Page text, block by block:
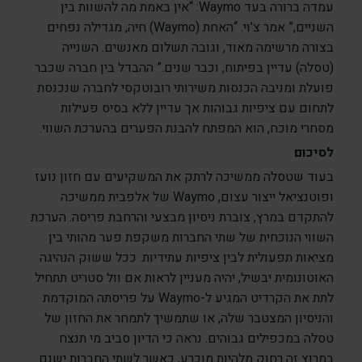
עמדה ברורה בעד Waymo: “אין באמת מה להשוות בין
השניים,” אמר צ’וי. “האחת (Waymo) חיה, מגדילה נפחים
בצורה מרשימה מאוד, וגובה תשלום מאנשים. השנייה
(טסלה) עדיין בפיתוח, וכבר שנים.” ההבדל בין חברה שכבר
פועלת ומניבה הכנסות משירותי רובוטקסי לחברה שנכנסת
לתחום עם ציפיות גבוהות אך עדיין ללא בסיס פעילות
מסחרי מוכח, הוא המפתח להבנת הפערים בהערכת השווי.
לסיכום
בעוד שטסלה ממשיכה לרתק את המשקיעים עם חזון נועז
ופוטנציאל ייצור עצום, Waymo של אלפבית ממשיכה
להתקדם במרץ, צוברת ניסיון מבצעי והרחבת פריסה. הערכת
השווי הנוכחית של שתי החברות משקפת פער מהותי בין
מציאות תפעולית לבין ציפיות עתידיות. ככל ששוק הנהיגה
האוטונומית יבשיל, יהיה מעניין לראות אם וול סטריט תתחיל
לתת את הקרדיט המגיע ל-Waymo על פריסתה המוקדמת
והניסיון המצטבר שלה, או שתמשיך לתמחר את החזון של
טסלה במכפילים גבוהים. נראה כי הדיון סביב מי תנצח